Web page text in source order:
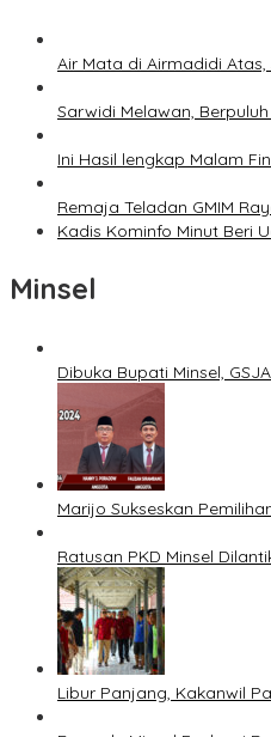
Air Mata di Airmadidi
Sarwidi Melawan,
Ini Hasil lengkap Malam
Remaja Teladan GMIM
Kadis Kominfo Minut Beri
Minsel
Dibuka Bupati Minsel,
Marijo Sukseskan
Ratusan PKD Minsel
Libur Panjang, Kakanwil